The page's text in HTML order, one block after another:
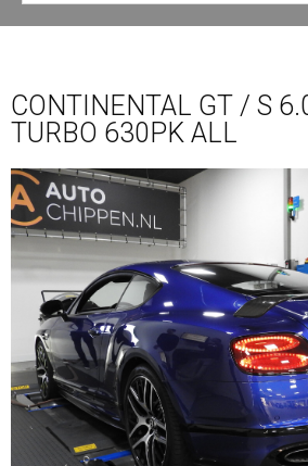
CONTINENTAL GT / S
TURBO 630PK ALL